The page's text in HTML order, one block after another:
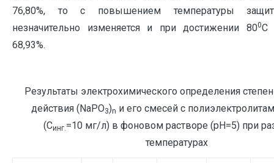
76,80%, то с повышением температуры
незначительно изменяется и при достижении 800С
68,93%.
Результаты электрохимического определения
действия (NaPO3)n и его смесей с
(Синг.=10 мг/л) в фоновом растворе (рН=5) при
температурах